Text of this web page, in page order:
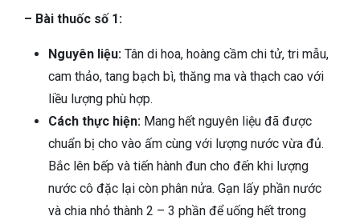
– Bài thuốc số 1:
Nguyên liệu: Tân di hoa, hoàng cầm chi tử, tri mẫu,
cam thảo, tang bạch bì, thăng ma và thạch cao với
liều lượng phù hợp.
Cách thực hiện: Mang hết nguyên liệu đã được
chuẩn bị cho vào ấm cùng với lượng nước vừa đủ.
Bắc lên bếp và tiến hành đun cho đến khi lượng
nước cô đặc lại còn phân nửa. Gạn lấy phần nước
và chia nhỏ thành 2 – 3 phần để uống hết trong